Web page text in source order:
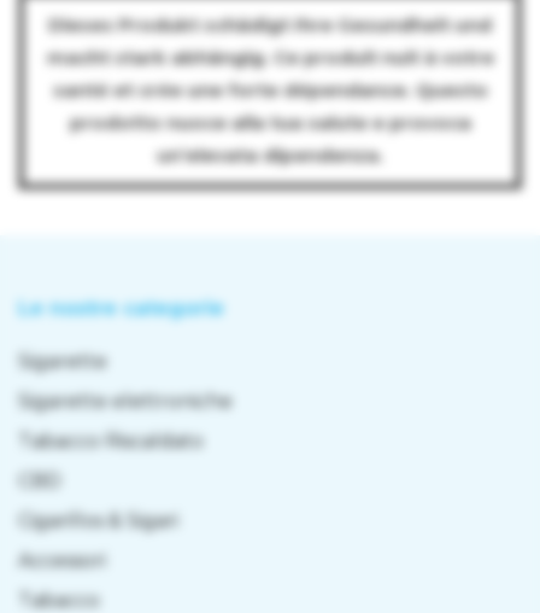
Dieses Produkt schädigt Ihre Gesundheit und
macht stark abhängig. Ce produit nuit à votre
santé et crée une forte dépendance. Questo
prodotto nuoce alla tua salute e provoca
un’elevata dipendenza.
Le nostre categorie
Sigarette
Sigarette elettroniche
Tabacco Riscaldato
CBD
Cigarillos & Sigari
Accessori
Tabacco